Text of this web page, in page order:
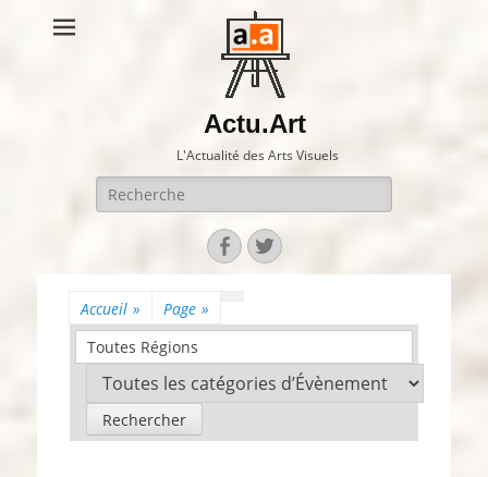
Actu.Art
L'Actualité des Arts Visuels
Recherche
pour:
Facebook
Twitter
Accueil » Page »
Toutes Régions